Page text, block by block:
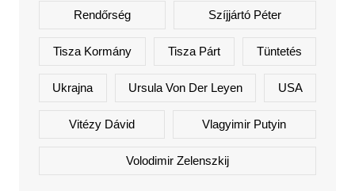
Rendőrség Szíjjártó Péter
Tisza Kormány Tisza Párt Tüntetés
Ukrajna Ursula Von Der Leyen USA
Vitézy Dávid Vlagyimir Putyin
Volodimir Zelenszkij